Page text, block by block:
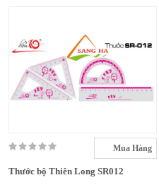
Mua Hàng
Thước bộ Thiên Long SR012